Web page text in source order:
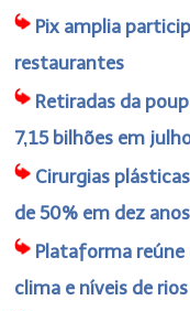
Pix amplia
restaurantes
Retiradas da
7,15 bilhões em
Cirurgias
de 50% em dez anos
Plataforma reúne
clima e níveis de